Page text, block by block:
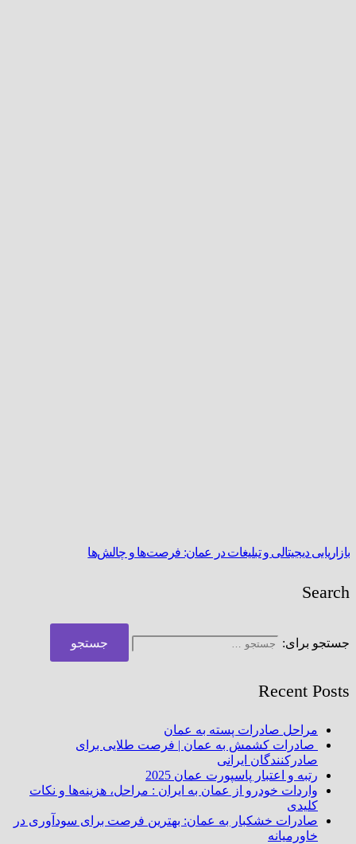
بازاریابی دیجیتالی و تبلیغات در عمان: فرصت‌ها و چالش‌ها
Search
جستجو برای:
Recent Posts
مراحل صادرات پسته به عمان
صادرات کشمش به عمان | فرصت طلایی برای
صادرکنندگان ایرانی
رتبه و اعتبار پاسپورت عمان 2025
واردات خودرو از عمان به ایران : مراحل، هزینه‌ها و نکات
کلیدی
صادرات خشکبار به عمان: بهترین فرصت برای سودآوری در
خاورمیانه